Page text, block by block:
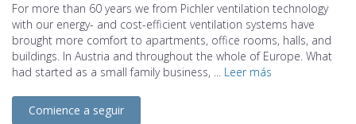
For more than 60 years we from Pichler ventilation technology
with our energy- and cost-efficient ventilation systems have
brought more comfort to apartments, office rooms, halls, and
buildings. In Austria and throughout the whole of Europe. What
had started as a small family business, ... Leer más
Comience a seguir